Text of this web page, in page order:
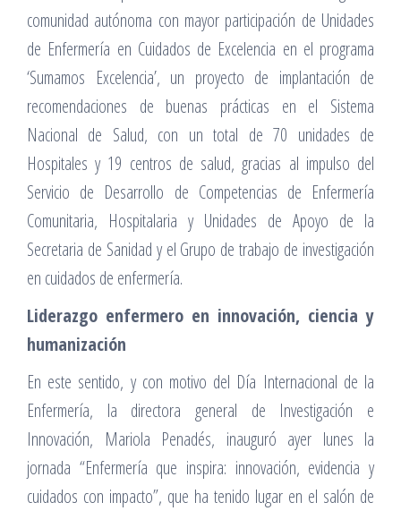
comunidad autónoma con mayor participación de Unidades
de Enfermería en Cuidados de Excelencia en el programa
‘Sumamos Excelencia’, un proyecto de implantación de
recomendaciones de buenas prácticas en el Sistema
Nacional de Salud, con un total de 70 unidades de
Hospitales y 19 centros de salud, gracias al impulso del
Servicio de Desarrollo de Competencias de Enfermería
Comunitaria, Hospitalaria y Unidades de Apoyo de la
Secretaria de Sanidad y el Grupo de trabajo de investigación
en cuidados de enfermería.
Liderazgo enfermero en innovación, ciencia y
humanización
En este sentido, y con motivo del Día Internacional de la
Enfermería, la directora general de Investigación e
Innovación, Mariola Penadés, inauguró ayer lunes la
jornada “Enfermería que inspira: innovación, evidencia y
cuidados con impacto”, que ha tenido lugar en el salón de